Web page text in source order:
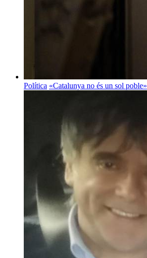
Política «Catalunya no és un sol poble»